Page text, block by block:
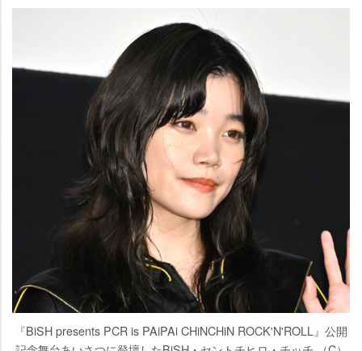
『BiSH presents PCR is PAiPAi CHiNCHiN ROCK'N'ROLL』公開